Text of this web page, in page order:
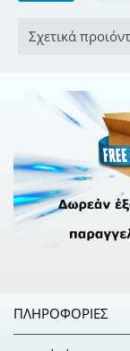
Σχετικά
ΠΛΗΡΟΦΟΡΊΕΣ